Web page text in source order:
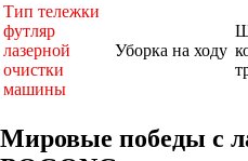
Тип тележки
футляр
лазерной
очистки
машины
Уборка на ходу
Мировые победы с